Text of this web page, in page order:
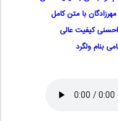
با متن کامل
کیفیت عالی
بنام ولگرد